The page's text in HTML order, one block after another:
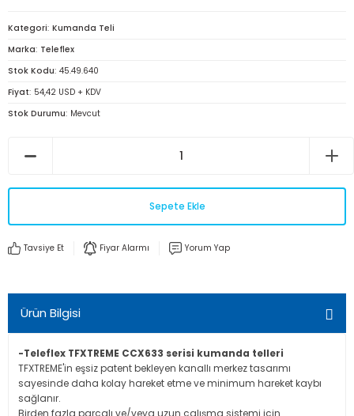
Kategori Kumanda Teli
Marka Teleflex
Stok Kodu 45.49.640
Fiyat 54,42 USD + KDV
Stok Durumu Mevcut
Sepete Ekle
Tavsiye Et Fiyar Alarmı Yorum Yap
Ürün Bilgisi
-Teleflex TFXTREME CCX633 serisi kumanda telleri
TFXTREME'in eşsiz patent bekleyen kanallı merkez tasarımı
sayesinde daha kolay hareket etme ve minimum hareket kaybı
sağlanır.